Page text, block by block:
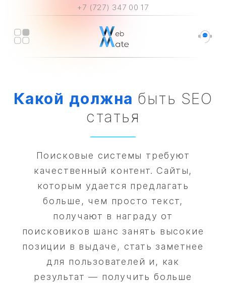
+7 (727) 347 00 17
Какой должна быть SEO
статья
Поисковые системы требуют
качественный контент. Сайты,
которым удается предлагать
больше, чем просто текст,
получают в награду от
поисковиков шанс занять высокие
позиции в выдаче, стать заметнее
для пользователей и, как
результат — получить больше